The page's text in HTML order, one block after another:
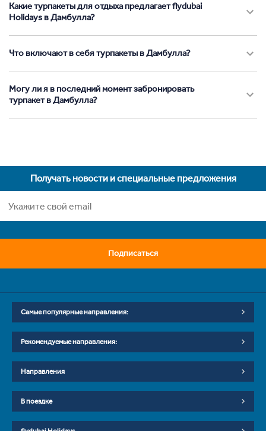
Какие турпакеты для отдыха предлагает flydubai
Holidays в Дамбулла?
Что включают в себя турпакеты в Дамбулла?
Могу ли я в последний момент забронировать
турпакет в Дамбулла?
Получать новости и специальные предложения
Подписаться
Самые популярные направления:
Рекомендуемые направления:
Направления
В поездке